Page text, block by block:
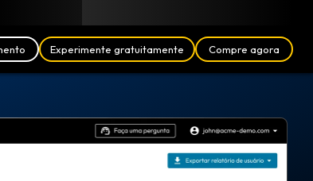
Experimente gratuitamente Compre agora